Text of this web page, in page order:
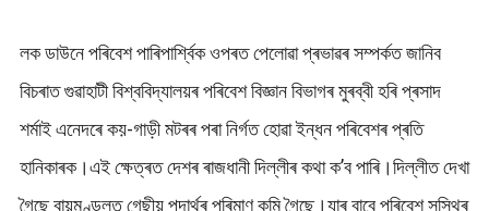
লক ডাউনে পৰিবেশ পাৰিপাৰ্শ্বিক ওপৰত পেলোৱা প্ৰভাৱৰ সম্পৰ্কত জানিব
বিচৰাত গুৱাহাটী বিশ্ববিদ্যালয়ৰ পৰিবেশ বিজ্ঞান বিভাগৰ মুৰব্বী হৰি প্ৰসাদ
শৰ্মাই এনেদৰে কয়-গাড়ী মটৰৰ পৰা নিৰ্গত হোৱা ইন্ধন পৰিবেশৰ প্ৰতি
হানিকাৰক।এই ক্ষেত্ৰত দেশৰ ৰাজধানী দিল্লীৰ কথা ক’ব পাৰি।দিল্লীত দেখা
গৈছে বায়ুমণ্ডলত গেছীয় পদাৰ্থৰ পৰিমাণ কমি গৈছে।যাৰ বাবে পৰিবেশ সুস্থিৰ